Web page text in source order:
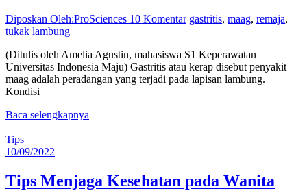
Diposkan Oleh:ProSciences 10 Komentar gastritis, maag, remaja,
tukak lambung
(Ditulis oleh Amelia Agustin, mahasiswa S1 Keperawatan
Universitas Indonesia Maju) Gastritis atau kerap disebut penyakit
maag adalah peradangan yang terjadi pada lapisan lambung.
Kondisi
Baca selengkapnya
Tips
10/09/2022
Tips Menjaga Kesehatan pada Wanita